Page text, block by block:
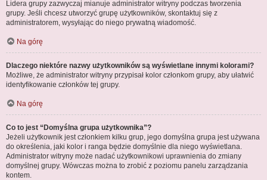
Lidera grupy zazwyczaj mianuje administrator witryny podczas tworzenia
grupy. Jeśli chcesz utworzyć grupę użytkowników, skontaktuj się z
administratorem, wysyłając do niego prywatną wiadomość.
Na górę
Dlaczego niektóre nazwy użytkowników są wyświetlane innymi kolorami?
Możliwe, że administrator witryny przypisał kolor członkom grupy, aby ułatwić
identyfikowanie członków tej grupy.
Na górę
Co to jest “Domyślna grupa użytkownika”?
Jeżeli użytkownik jest członkiem kilku grup, jego domyślna grupa jest używana
do określenia, jaki kolor i ranga będzie domyślnie dla niego wyświetlana.
Administrator witryny może nadać użytkownikowi uprawnienia do zmiany
domyślnej grupy. Wówczas można to zrobić z poziomu panelu zarządzania
kontem.